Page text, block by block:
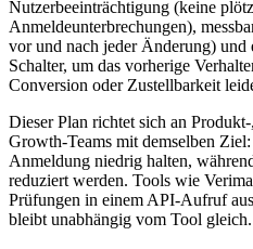
Nutzerbeeinträchtigung (keine
Anmeldeunterbrechungen),
vor und nach jeder Änderung)
Schalter, um das vorherige
Conversion oder Zustellbarkeit
Dieser Plan richtet sich an
Growth‑Teams mit demselben
Anmeldung niedrig halten,
reduziert werden. Tools wie
Prüfungen in einem API‑Aufruf
bleibt unabhängig vom Tool gleich.